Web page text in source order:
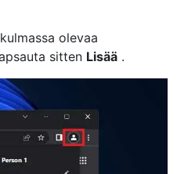
olevaa
sitten Lisää .